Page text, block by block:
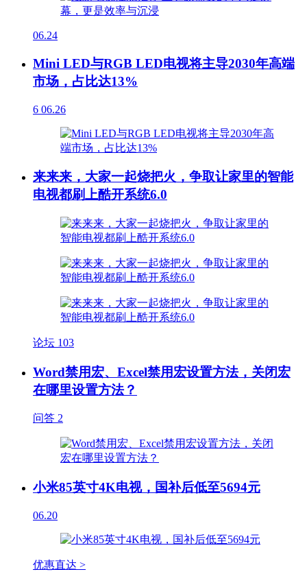
06.24
Mini LED与RGB LED电视将主导2030年高端
市场，占比达13%
6 06.26
来来来，大家一起烧把火，争取让家里的智能
电视都刷上酷开系统6.0
论坛 103
Word禁用宏、Excel禁用宏设置方法，关闭宏
在哪里设置方法？
问答 2
小米85英寸4K电视，国补后低至5694元
06.20
优惠直达 >